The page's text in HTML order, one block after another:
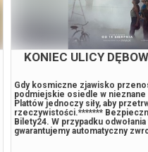
KONIEC ULICY
Gdy kosmiczne zjawisko
podmiejskie osiedle w
Plattów jednoczy siły, aby
rzeczywistości.*******
Bilety24. W przypadku
gwarantujemy automatyczny
potwierdzony komunikatem